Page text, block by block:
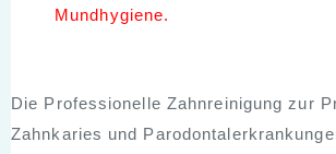
Mundhygiene.
Die Professionelle Zahnreinigung zur
Zahnkaries und